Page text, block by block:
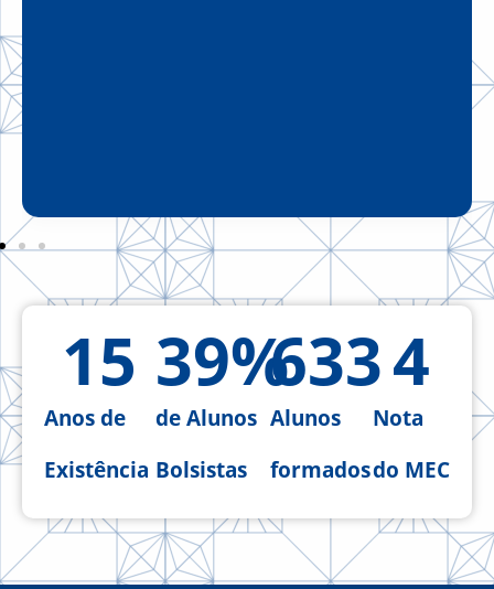
Anos de
Existência
15
de Alunos
Bolsistas
39%
Alunos
formados
633
Nota
do MEC
4